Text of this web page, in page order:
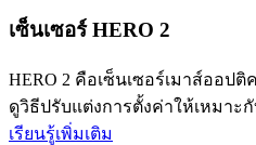
เซ็นเซอร์ HERO 2
HERO 2 คือเซ็นเซอร์เมาส์ออปติ
ดูวิธีปรับแต่งการตั้งค่าให้เหมา
เรียนรู้เพิ่มเติม